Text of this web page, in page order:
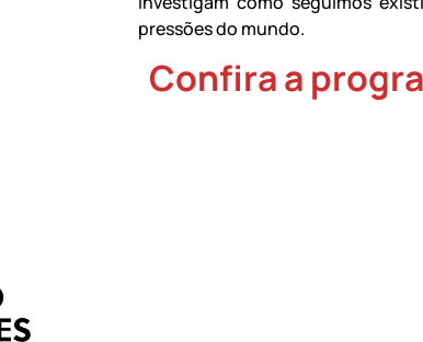
pressões do mundo.
Confira a